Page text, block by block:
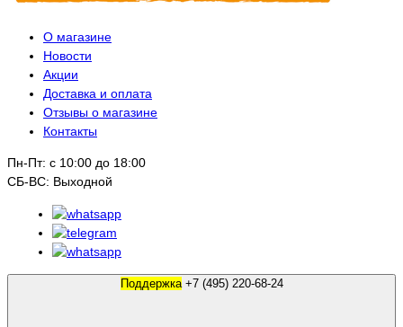
О магазине
Новости
Акции
Доставка и оплата
Отзывы о магазине
Контакты
Пн-Пт: с 10:00 до 18:00
СБ-ВС: Выходной
Поддержка +7 (495) 220-68-24